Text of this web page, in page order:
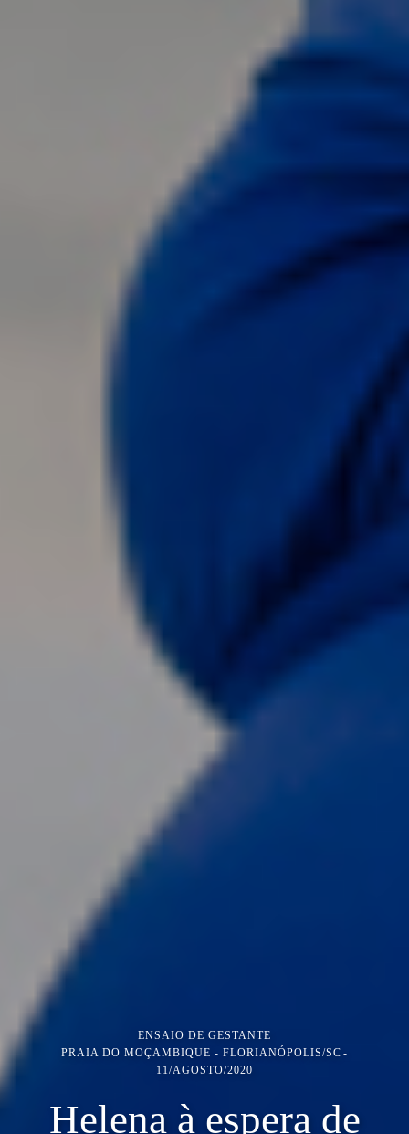
ENSAIO DE GESTANTE
PRAIA DO MOÇAMBIQUE - FLORIANÓPOLIS/SC
11/AGOSTO/2020
Helena à espera de